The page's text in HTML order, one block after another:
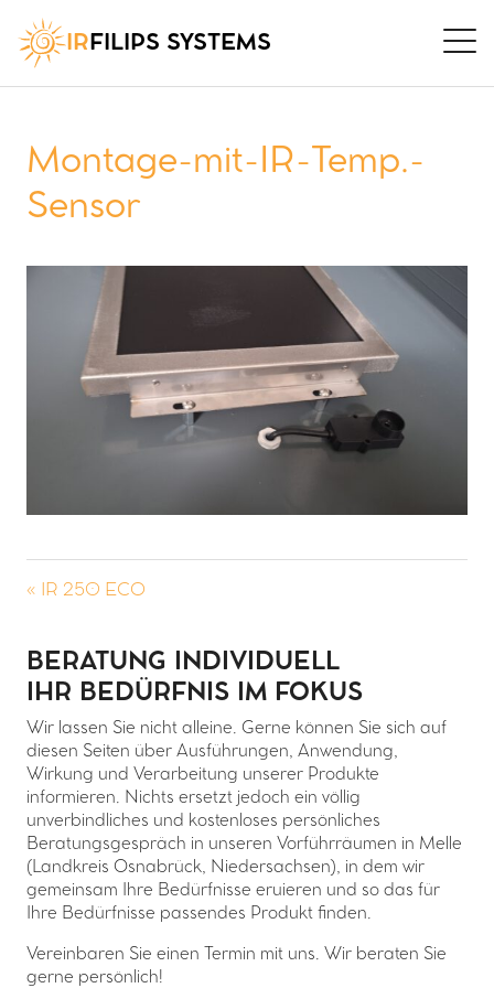
IR FILIPS SYSTEMS
Montage-mit-IR-Temp.-
Sensor
« IR 250 ECO
BERATUNG INDIVIDUELL
IHR BEDÜRFNIS IM FOKUS
Wir lassen Sie nicht alleine. Gerne können Sie sich auf
diesen Seiten über Ausführungen, Anwendung,
Wirkung und Verarbeitung unserer Produkte
informieren. Nichts ersetzt jedoch ein völlig
unverbindliches und kostenloses persönliches
Beratungsgespräch in unseren Vorführräumen in Melle
(Landkreis Osnabrück, Niedersachsen), in dem wir
gemeinsam Ihre Bedürfnisse eruieren und so das für
Ihre Bedürfnisse passendes Produkt finden.
Vereinbaren Sie einen Termin mit uns. Wir beraten Sie
gerne persönlich!